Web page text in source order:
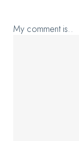
My comment is..